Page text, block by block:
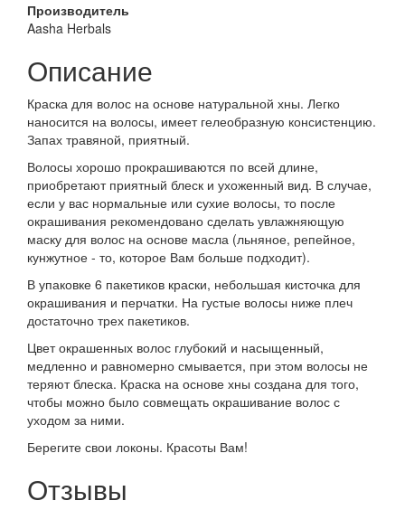
Производитель
Aasha Herbals
Описание
Краска для волос на основе натуральной хны. Легко
наносится на волосы, имеет гелеобразную консистенцию.
Запах травяной, приятный.
Волосы хорошо прокрашиваются по всей длине,
приобретают приятный блеск и ухоженный вид. В случае,
если у вас нормальные или сухие волосы, то после
окрашивания рекомендовано сделать увлажняющую
маску для волос на основе масла (льняное, репейное,
кунжутное - то, которое Вам больше подходит).
В упаковке 6 пакетиков краски, небольшая кисточка для
окрашивания и перчатки. На густые волосы ниже плеч
достаточно трех пакетиков.
Цвет окрашенных волос глубокий и насыщенный,
медленно и равномерно смывается, при этом волосы не
теряют блеска. Краска на основе хны создана для того,
чтобы можно было совмещать окрашивание волос с
уходом за ними.
Берегите свои локоны. Красоты Вам!
Отзывы